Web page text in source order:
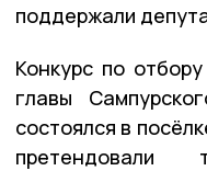
поддержали
Конкурс по
главы
состоялся в